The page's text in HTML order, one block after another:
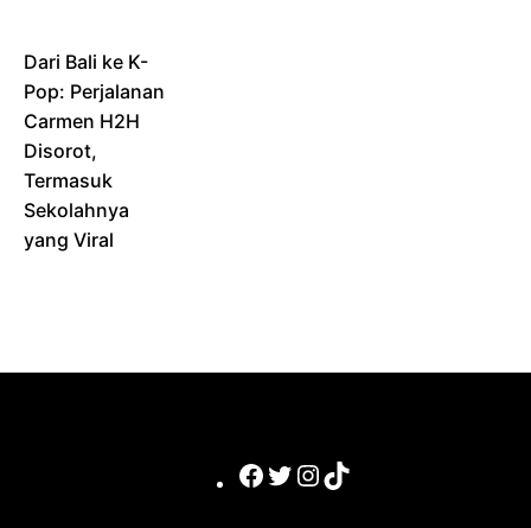
Dari Bali ke K-
Pop: Perjalanan
Carmen H2H
Disorot,
Termasuk
Sekolahnya
yang Viral
Facebook
Twitter
Instagram
TikTok